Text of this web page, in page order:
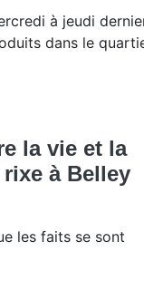
à jeudi
dans le
la vie et la
à Belley
les faits se sont